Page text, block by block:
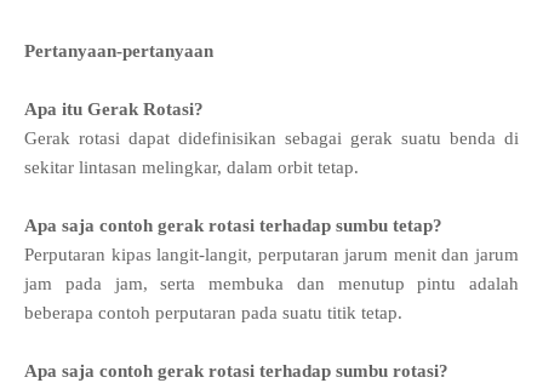
Pertanyaan-pertanyaan
Apa itu Gerak Rotasi?
Gerak rotasi dapat didefinisikan sebagai gerak suatu benda di
sekitar lintasan melingkar, dalam orbit tetap.
Apa saja contoh gerak rotasi terhadap sumbu tetap?
Perputaran kipas langit-langit, perputaran jarum menit dan jarum
jam pada jam, serta membuka dan menutup pintu adalah
beberapa contoh perputaran pada suatu titik tetap.
Apa saja contoh gerak rotasi terhadap sumbu rotasi?